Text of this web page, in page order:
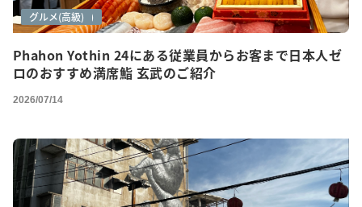
Phahon Yothin 24にある従業員からお客まで日本人ゼ
ロのおすすめ満席鮨 玄武のご紹介
グルメ
グルメ(ご紹介)
グルメ(高級)
2026/07/14